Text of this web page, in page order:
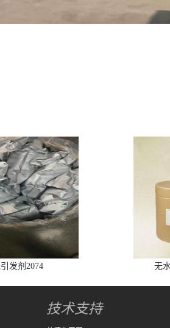
发剂2074 无
技术支持